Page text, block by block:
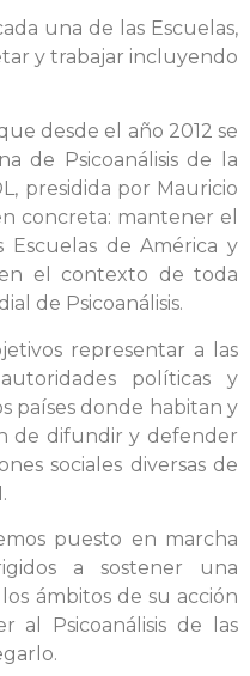
una de las Escuelas,
y trabajar incluyendo
desde el año 2012 se
de Psicoanálisis de la
presidida por Mauricio
concreta: mantener el
Escuelas de América y
el contexto de toda
de Psicoanálisis.
representar a las
políticas y
países donde habitan y
de difundir y defender
sociales diversas de
puesto en marcha
a sostener una
ámbitos de su acción
al Psicoanálisis de las